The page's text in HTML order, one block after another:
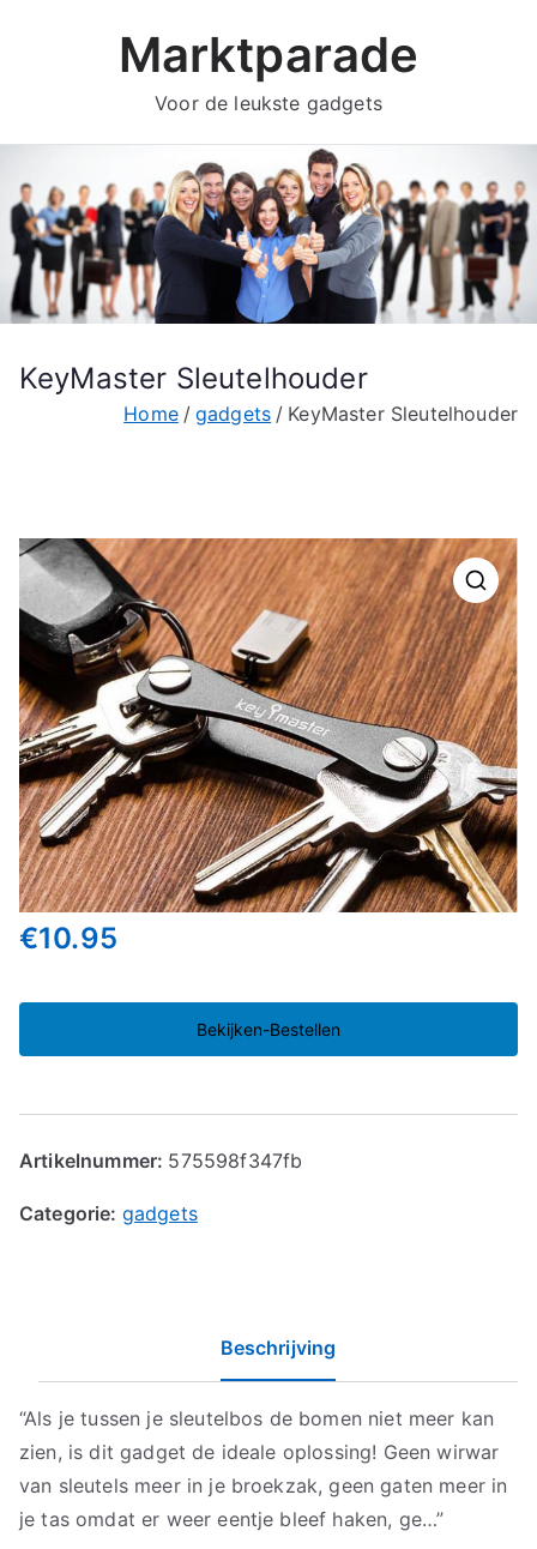
Marktparade
Voor de leukste gadgets
KeyMaster Sleutelhouder
Home gadgets KeyMaster Sleutelhouder
🔍
€10.95
Bekijken-Bestellen
Artikelnummer: 575598f347fb
Categorie: gadgets
Beschrijving
“Als je tussen je sleutelbos de bomen niet meer kan
zien, is dit gadget de ideale oplossing! Geen wirwar
van sleutels meer in je broekzak, geen gaten meer in
je tas omdat er weer eentje bleef haken, ge…”